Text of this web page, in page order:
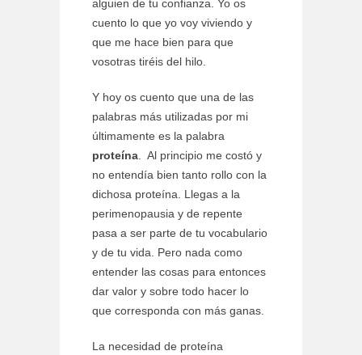
alguien de tu confianza. Yo os
cuento lo que yo voy viviendo y
que me hace bien para que
vosotras tiréis del hilo.
Y hoy os cuento que una de las
palabras más utilizadas por mi
últimamente es la palabra
proteína. Al principio me costó y
no entendía bien tanto rollo con la
dichosa proteína. Llegas a la
perimenopausia y de repente
pasa a ser parte de tu vocabulario
y de tu vida. Pero nada como
entender las cosas para entonces
dar valor y sobre todo hacer lo
que corresponda con más ganas.
La necesidad de proteína